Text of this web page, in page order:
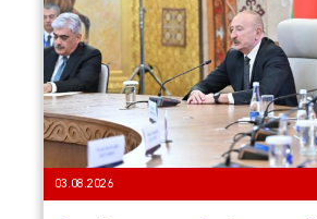
03.08.2026